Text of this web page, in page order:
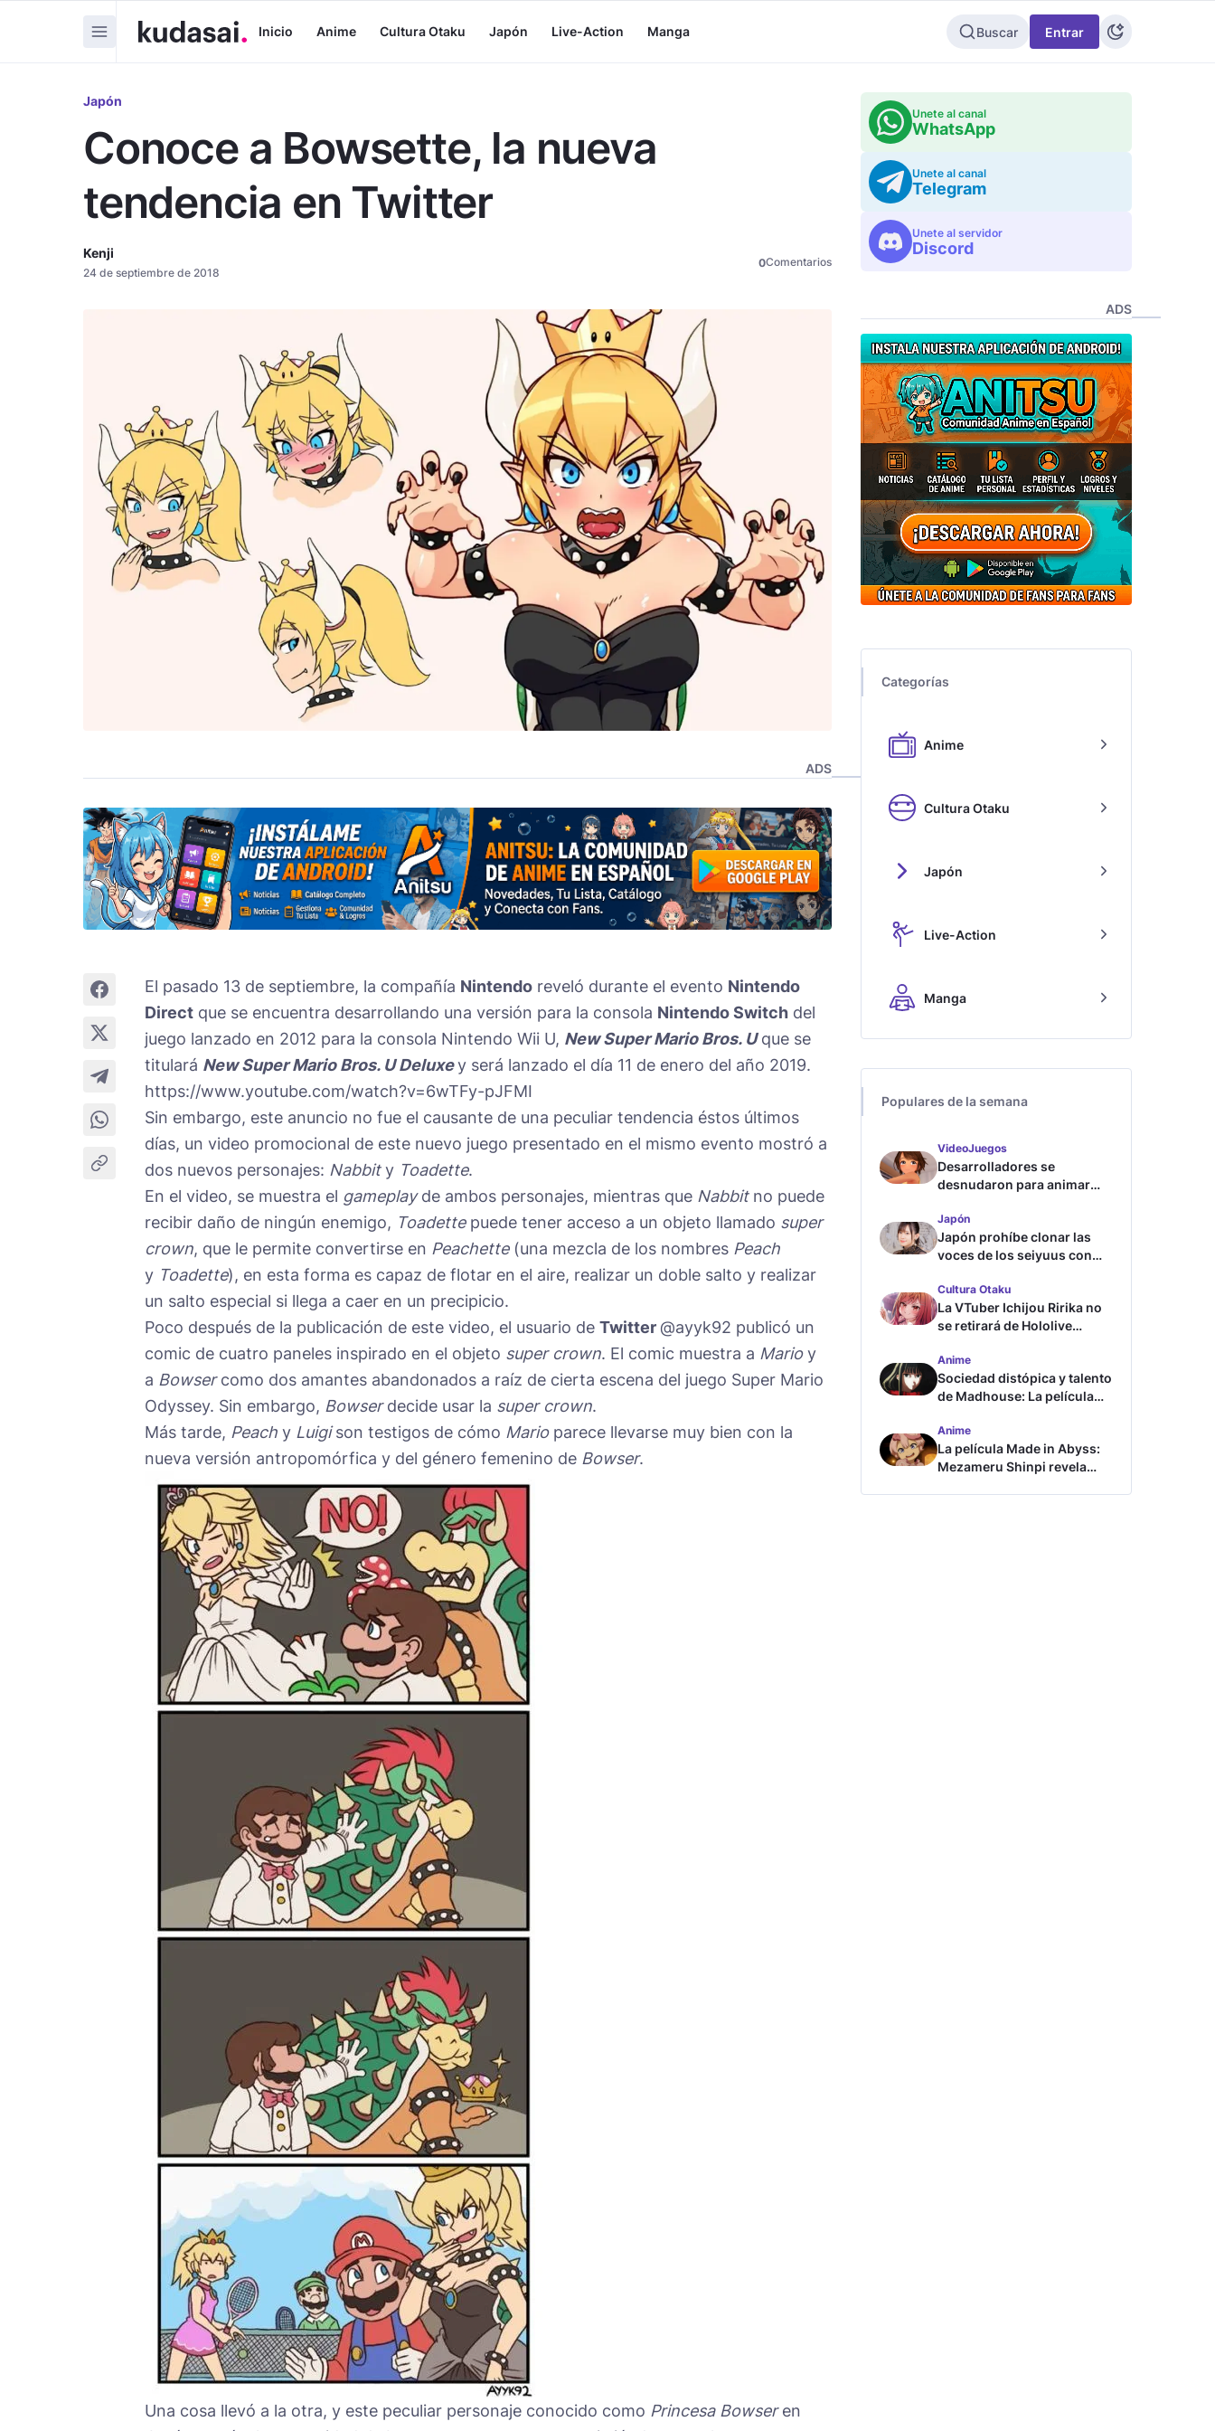
Inicio Anime Cultura Otaku Japón Live-Action Manga Buscar Entrar
Japón
Conoce a Bowsette, la nueva
tendencia en Twitter
Kenji
24 de septiembre de 2018
0Comentarios
ADS
El pasado 13 de septiembre, la compañía Nintendo reveló durante el evento Nintendo
Direct que se encuentra desarrollando una versión para la consola Nintendo Switch del
juego lanzado en 2012 para la consola Nintendo Wii U, New Super Mario Bros. Uque se
titulará New Super Mario Bros. U Deluxey será lanzado el día 11 de enero del año 2019.
https://www.youtube.com/watch?v=6wTFy-pJFMI
Sin embargo, este anuncio no fue el causante de una peculiar tendencia éstos últimos
días, un video promocional de este nuevo juego presentado en el mismo evento mostró a
dos nuevos personajes: Nabbity Toadette.
En el video, se muestra el gameplayde ambos personajes, mientras que Nabbit no puede
recibir daño de ningún enemigo, Toadettepuede tener acceso a un objeto llamado super
crown, que le permite convertirse en Peachette(una mezcla de los nombres Peach
y Toadette), en esta forma es capaz de flotar en el aire, realizar un doble salto y realizar
un salto especial si llega a caer en un precipicio.
Poco después de la publicación de este video, el usuario de Twitter @ayyk92 publicó un
comic de cuatro paneles inspirado en el objeto super crown. El comic muestra a Marioy
a Bowsercomo dos amantes abandonados a raíz de cierta escena del juego Super Mario
Odyssey. Sin embargo, Bowserdecide usar la super crown.
Más tarde, Peach y Luigison testigos de cómo Marioparece llevarse muy bien con la
nueva versión antropomórfica y del género femenino de Bowser.
Una cosa llevó a la otra, y este peculiar personaje conocido como Princesa Bowseren
Unete al canal
WhatsApp
Unete al canal
Telegram
Unete al servidor
Discord
ADS
Categorías
Anime
Cultura Otaku
Japón
Live-Action
Manga
Populares de la semana
VideoJuegos
Desarrolladores se
desnudaron para animar
Japón
Japón prohíbe clonar las
voces de los seiyuus con
Cultura Otaku
La VTuber Ichijou Ririka no
se retirará de Hololive
Anime
Sociedad distópica y talento
de Madhouse: La película
tráiler
Anime
La película Made in Abyss:
Mezameru Shinpi revela